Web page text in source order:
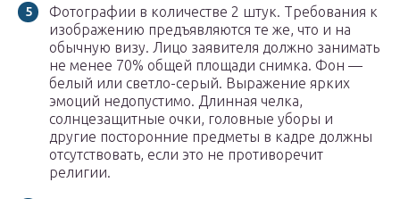
Фотографии в количестве 2 штук. Требования к
изображению предъявляются те же, что и на
обычную визу. Лицо заявителя должно занимать
не менее 70% общей площади снимка. Фон —
белый или светло-серый. Выражение ярких
эмоций недопустимо. Длинная челка,
солнцезащитные очки, головные уборы и
другие посторонние предметы в кадре должны
отсутствовать, если это не противоречит
религии.